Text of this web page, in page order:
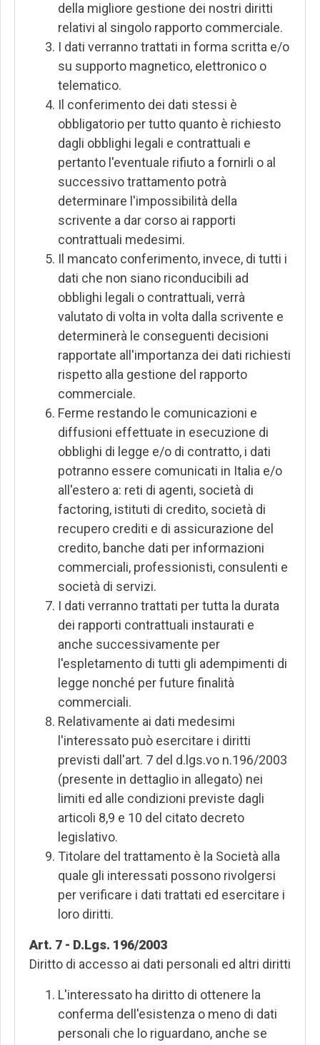
della migliore gestione dei nostri diritti
relativi al singolo rapporto commerciale.
I dati verranno trattati in forma scritta e/o
su supporto magnetico, elettronico o
telematico.
Il conferimento dei dati stessi è
obbligatorio per tutto quanto è richiesto
dagli obblighi legali e contrattuali e
pertanto l'eventuale rifiuto a fornirli o al
successivo trattamento potrà
determinare l'impossibilità della
scrivente a dar corso ai rapporti
contrattuali medesimi.
Il mancato conferimento, invece, di tutti i
dati che non siano riconducibili ad
obblighi legali o contrattuali, verrà
valutato di volta in volta dalla scrivente e
determinerà le conseguenti decisioni
rapportate all'importanza dei dati richiesti
rispetto alla gestione del rapporto
commerciale.
Ferme restando le comunicazioni e
diffusioni effettuate in esecuzione di
obblighi di legge e/o di contratto, i dati
potranno essere comunicati in Italia e/o
all'estero a: reti di agenti, società di
factoring, istituti di credito, società di
recupero crediti e di assicurazione del
credito, banche dati per informazioni
commerciali, professionisti, consulenti e
società di servizi.
I dati verranno trattati per tutta la durata
dei rapporti contrattuali instaurati e
anche successivamente per
l'espletamento di tutti gli adempimenti di
legge nonché per future finalità
commerciali.
Relativamente ai dati medesimi
l'interessato può esercitare i diritti
previsti dall'art. 7 del d.lgs.vo n.196/2003
(presente in dettaglio in allegato) nei
limiti ed alle condizioni previste dagli
articoli 8,9 e 10 del citato decreto
legislativo.
Titolare del trattamento è la Società alla
quale gli interessati possono rivolgersi
per verificare i dati trattati ed esercitare i
loro diritti.
Art. 7 - D.Lgs. 196/2003
Diritto di accesso ai dati personali ed altri diritti
L'interessato ha diritto di ottenere la
conferma dell'esistenza o meno di dati
personali che lo riguardano, anche se